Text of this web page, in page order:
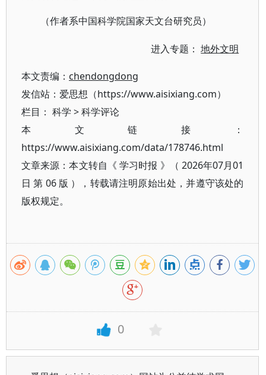
（作者系中国科学院国家天文台研究员）
进入专题：地外文明
本文责编： chendongdong
发信站：爱思想（https://www.aisixiang.com）
栏目： 科学 >科学评论
本文链接：
https://www.aisixiang.com/data/178746.html
文章来源：本文转自《 学习时报 》（ 2026年07月01
日 第 06 版 ），转载请注明原始出处，并遵守该处的
版权规定。
0